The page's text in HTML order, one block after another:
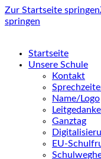
Zur Startseite springen
springen
Startseite
Unsere Schule
Kontakt
Name/Logo
Ganztag
EU-